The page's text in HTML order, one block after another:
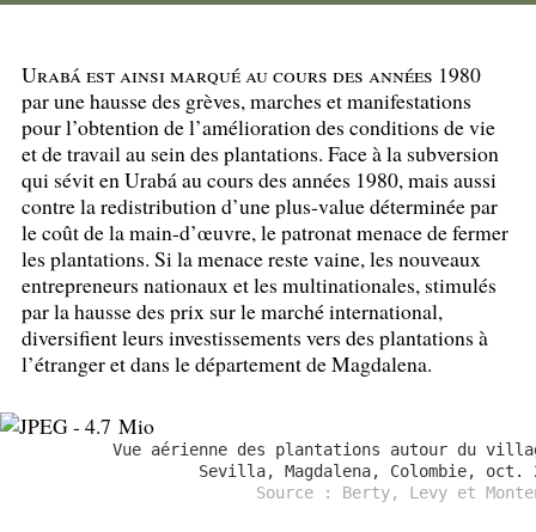
Urabá est ainsi marqué au cours des années 1980
par une hausse des grèves, marches et manifestations
pour l’obtention de l’amélioration des conditions de vie
et de travail au sein des plantations. Face à la subversion
qui sévit en Urabá au cours des années 1980, mais aussi
contre la redistribution d’une plus-value déterminée par
le coût de la main-d’œuvre, le patronat menace de fermer
les plantations. Si la menace reste vaine, les nouveaux
entrepreneurs nationaux et les multinationales, stimulés
par la hausse des prix sur le marché international,
diversifient leurs investissements vers des plantations à
l’étranger et dans le département de Magdalena.
Vue aérienne des plantations autour du
Sevilla, Magdalena, Colombie, oct.
Source : Berty, Levy et